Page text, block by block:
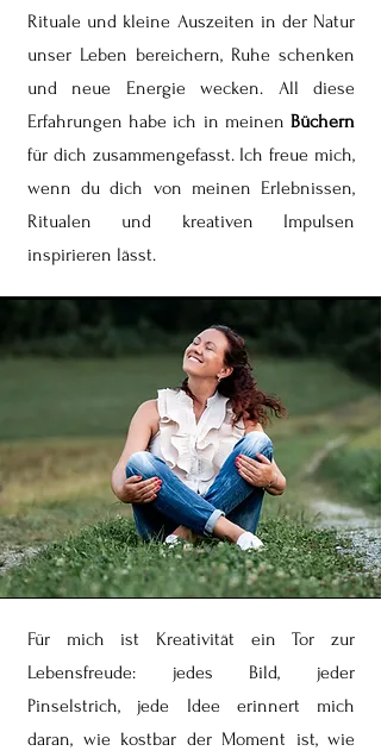
Rituale und kleine Auszeiten in der Natur
unser Leben bereichern, Ruhe schenken
und neue Energie wecken. All diese
Erfahrungen habe ich in meinen Büchern
für dich zusammengefasst. Ich freue mich,
wenn du dich von meinen Erlebnissen,
Ritualen und kreativen Impulsen
inspirieren lässt.
Für mich ist Kreativität ein Tor zur
Lebensfreude: jedes Bild, jeder
Pinselstrich, jede Idee erinnert mich
daran, wie kostbar der Moment ist, wie